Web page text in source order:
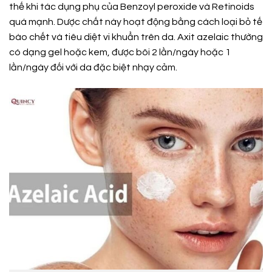
thế khi tác dụng phụ của Benzoyl peroxide và Retinoids
quá mạnh. Dược chất này hoạt động bằng cách loại bỏ tế
bào chết và tiêu diệt vi khuẩn trên da. Axit azelaic thường
có dạng gel hoặc kem, được bôi 2 lần/ngày hoặc 1
lần/ngày đối với da đặc biệt nhạy cảm.